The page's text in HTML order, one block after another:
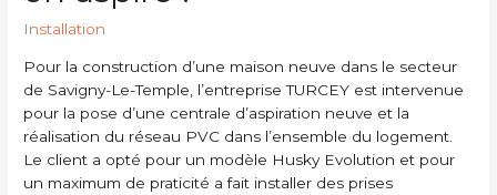
Installation
Pour la construction d’une maison neuve dans le secteur
de Savigny-Le-Temple, l’entreprise TURCEY est intervenue
pour la pose d’une centrale d’aspiration neuve et la
réalisation du réseau PVC dans l’ensemble du logement.
Le client a opté pour un modèle Husky Evolution et pour
un maximum de praticité a fait installer des prises